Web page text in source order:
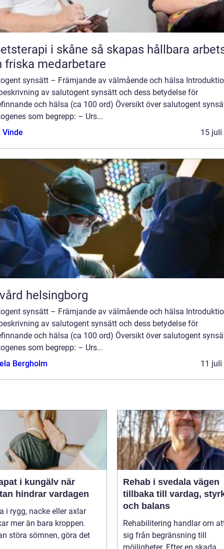
i skåne så skapas hållbara arbetsliv
friska medarbetare
synsätt – Främjande av välmående och hälsa
av salutogent synsätt och dess betydelse för
och hälsa (ca 100 ord) Översikt över salutogent
som begrepp: – Urs...
Vinde
15 juli
helsingborg
synsätt – Främjande av välmående och hälsa
av salutogent synsätt och dess betydelse för
och hälsa (ca 100 ord) Översikt över salutogent
som begrepp: – Urs...
Bergholm
11 juli
i kungälv när
hindrar vardagen
i rygg, nacke eller axlar
mer än bara kroppen.
störa sömnen, göra det
Rehab i svedala vägen
tillbaka till vardag,
och balans
Rehabilitering handlar om
sig från begränsning till